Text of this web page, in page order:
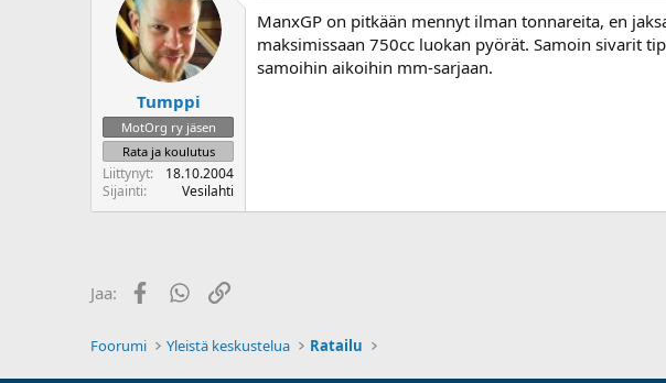
Tumppi
MotOrg ry jäsen
Rata ja koulutus
Liittynyt
18.10.2004
Sijainti
Vesilahti
ManxGP on pitkään mennyt ilman tonnareita, en
maksimissaan 750cc luokan pyörät. Samoin sivarit
samoihin aikoihin mm-sarjaan.
Jaa: FacebookWhatsApp
Linkki
Foorumi Yleistä keskustelua Ratailu